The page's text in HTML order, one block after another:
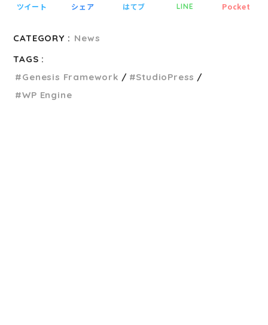
ツイート シェア はてブ LINE Pocket
CATEGORY : News
TAGS :
Genesis Framework
StudioPress
WP Engine